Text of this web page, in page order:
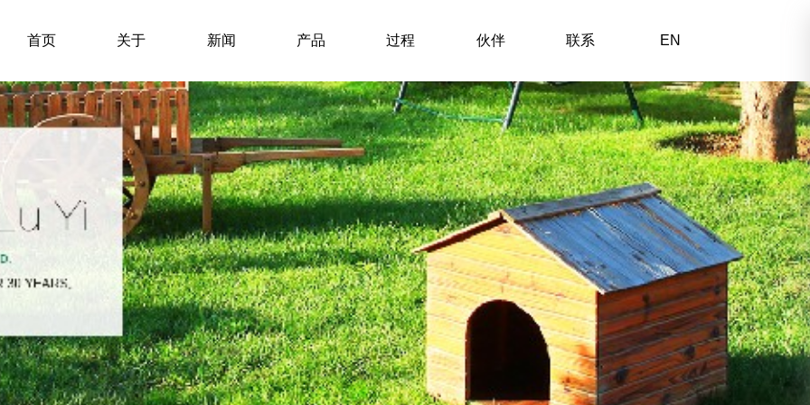
首页 关于 新闻 产品 过程 伙伴 联系 EN